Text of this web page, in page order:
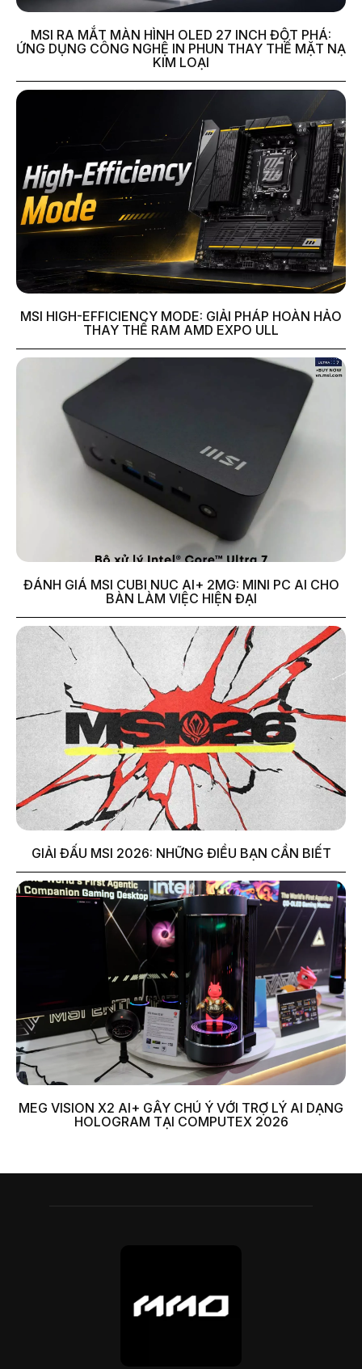
MSI RA MẮT MÀN HÌNH OLED 27 INCH ĐỘT PHÁ:
ỨNG DỤNG CÔNG NGHỆ IN PHUN THAY THẾ MẶT NẠ
KIM LOẠI
MSI HIGH-EFFICIENCY MODE: GIẢI PHÁP HOÀN HẢO
THAY THẾ RAM AMD EXPO ULL
ĐÁNH GIÁ MSI CUBI NUC AI+ 2MG: MINI PC AI CHO
BÀN LÀM VIỆC HIỆN ĐẠI
GIẢI ĐẤU MSI 2026: NHỮNG ĐIỀU BẠN CẦN BIẾT
MEG VISION X2 AI+ GÂY CHÚ Ý VỚI TRỢ LÝ AI DẠNG
HOLOGRAM TẠI COMPUTEX 2026